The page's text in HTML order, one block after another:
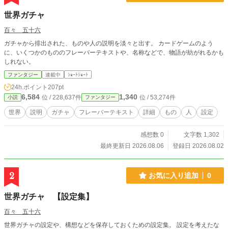
世界ガチャ
百々 五十六
ガチャから排出された、ものや人の説明を淡々と出す。 カードゲームのよう
に、いくつかのもののフレーバーテキストや、名称などで、物語が紡がれるかも
しれない。
ファンタジー 連載中 ｼｮｰﾄｼｮｰﾄ
24h.ポイント 207pt
小説 6,584 位 / 228,637件 ファンタジー 1,340 位 / 53,274件
世界 説明 ガチャ フレーバーテキスト 詳細 もの 人 設定
感想数 0
文字数 1,302
最終更新日 2026.08.06
登録日 2026.08.02
2 お気に入り追加 0
世界ガチャ 【設定集】
百々 五十六
世界ガチャの設定や、構想などを保存しておくための設定集。 設定を考えたな